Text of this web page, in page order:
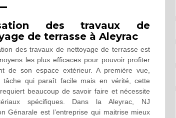
des travaux de
de terrasse à Aleyrac
des travaux de nettoyage de terrasse est
les plus efficaces pour pouvoir profiter
de son espace extérieur. A première vue,
tâche qui paraît facile mais en vérité, cette
beaucoup de savoir faire et nécessite
spécifiques. Dans la Aleyrac, NJ
Génarale est l’entreprise qui maitrise mieux